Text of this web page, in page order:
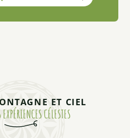
ET CIEL
CÉLESTES